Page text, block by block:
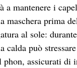
a mantenere i
maschera prima
al sole:
calda può
assicurati di